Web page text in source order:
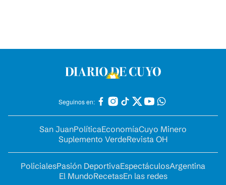
Seguinos en:
San JuanPolíticaEconomíaCuyo Minero
Suplemento VerdeRevista OH
PolicialesPasión DeportivaEspectáculosArgentina
El MundoRecetasEn las redes